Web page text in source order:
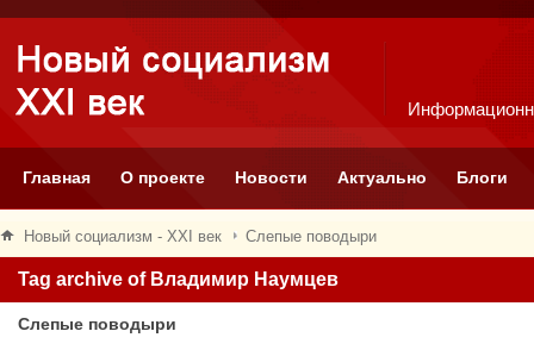
Главная О проекте Новости Актуально Блоги
Новый социализм - XXI век Слепые поводыри
Tag archive of Владимир Наумцев
Слепые поводыри